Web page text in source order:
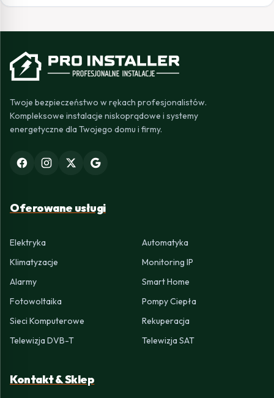
Twoje bezpieczeństwo w rękach profesjonalistów.
Kompleksowe instalacje niskoprądowe i systemy
energetyczne dla Twojego domu i firmy.
Oferowane usługi
Elektryka
Automatyka
Klimatyzacje
Monitoring IP
Alarmy
Smart Home
Fotowoltaika
Pompy Ciepła
Sieci Komputerowe
Rekuperacja
Telewizja DVB-T
Telewizja SAT
Kontakt & Sklep